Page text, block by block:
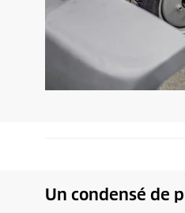
Un condensé de